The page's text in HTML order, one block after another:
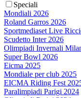
Speciali
Mondiali 2026
Roland Garros 2026
Sportmediaset Live
Scudetto Inter 2026
Olimpiadi Invernali
Super Bowl 2026
Eicma 2025
Mondiale per club 2025
EICMA Riding Fest
Paralimpiadi Parigi 2024